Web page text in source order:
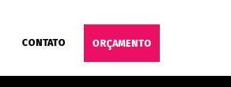
CONTATO ORÇAMENTO